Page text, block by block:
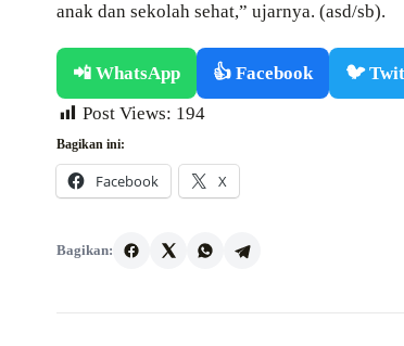
anak dan sekolah sehat,” ujarnya. (asd/sb).
📲 WhatsApp 👍 Facebook 🐦
Post Views: 194
Bagikan ini:
Facebook X
Bagikan: